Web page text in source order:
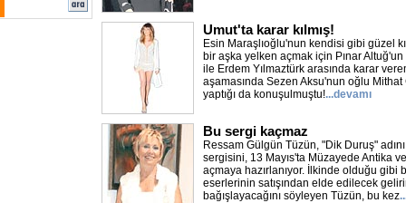
Umut'ta karar kılmış!
Esin Maraşlıoğlu'nun kendisi gibi güzel
bir aşka yelken açmak için Pınar
ile Erdem Yılmaztürk arasında karar
aşamasında Sezen Aksu'nun oğlu
yaptığı da konuşulmuştu!...devamı
Bu sergi kaçmaz
Ressam Gülgün Tüzün, "Dik Duruş"
sergisini, 13 Mayıs'ta Müzayede Antika
açmaya hazırlanıyor. İlkinde olduğu gibi
eserlerinin satışından elde edilecek
bağışlayacağını söyleyen Tüzün, bu kez